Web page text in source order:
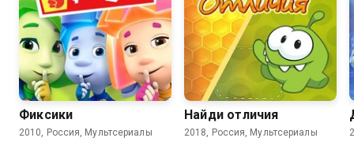
8.0 6.2
Фиксики
2010, Россия, Мультсериалы
7.7
Найди отличия
2018, Россия, Мультсериалы